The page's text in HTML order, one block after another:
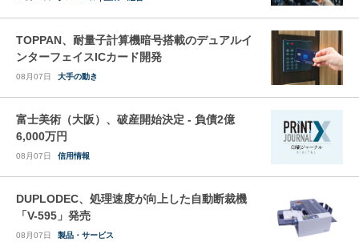
TOPPAN、耐量子計算機暗号搭載のデュアルイ
ンターフェイスICカード開発
08月07日 大手の動き
富士美術（大阪）、破産開始決定 - 負債2億
6,000万円
08月07日 信用情報
DUPLODEC、処理速度が向上した自動断裁機
「V-595」発売
08月07日 製品・サービス